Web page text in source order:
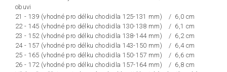
obuvi
21 - 139 (vhodné pro délku chodidla 125-131 mm) / 6,0 cm
22 - 145 (vhodné pro délku chodidla 130-138 mm) / 6,1 cm
23 - 152 (vhodné pro délku chodidla 138-144 mm) / 6,2 cm
24 - 157 (vhodné pro délku chodidla 143-150 mm) / 6,4 cm
25 - 165 (vhodné pro délku chodidla 150-157 mm) / 6,6 cm
26 - 172 (vhodné pro délku chodidla 157-164 mm) / 6,8 cm